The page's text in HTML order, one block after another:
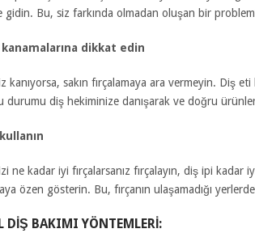
gidin. Bu, siz farkında olmadan oluşan bir
dikkat edin
kanıyorsa, sakın fırçalamaya ara vermeyin. Diş eti
durumu diş hekiminize danışarak ve doğru
ne kadar iyi fırçalarsanız fırçalayın, diş ipi
özen gösterin. Bu, fırçanın ulaşamadığı
DIŞ BAKIMI YÖNTEMLERI: